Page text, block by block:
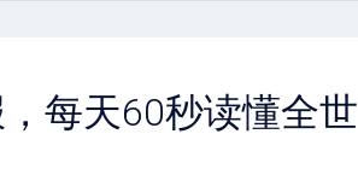
每天60秒读懂全世